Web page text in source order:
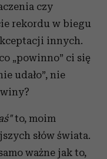
czy
rekordu w biegu
innych.
„powinno” ci się
udało”, nie
to, moim
słów świata.
ważne jak to,